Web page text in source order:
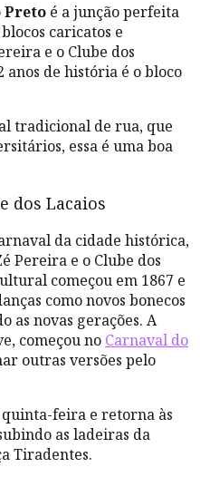
Preto é a junção perfeita
caricatos e
e o Clube dos
anos de história é o bloco
tradicional de rua, que
essa é uma boa
dos Lacaios
da cidade histórica,
Pereira e o Clube dos
começou em 1867 e
como novos bonecos
as novas gerações. A
começou no Carnaval do
outras versões pelo
feira e retorna às
as ladeiras da
Tiradentes.